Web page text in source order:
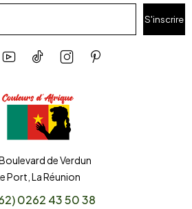
de Verdun
Port, La Réunion
0262 43 50 38
S'inscrire